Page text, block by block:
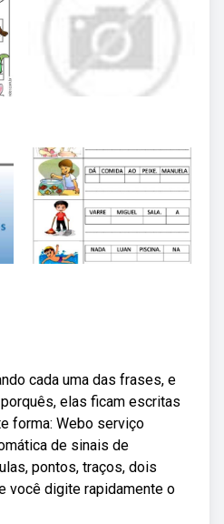
cada uma das frases, e
elas ficam escritas
forma: Webo serviço
de sinais de
pontos, traços, dois
você digite rapidamente o